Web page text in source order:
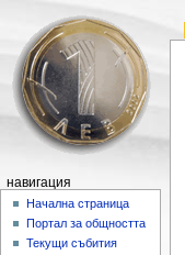
навигация
Начална страница
Портал за общността
Текущи събития